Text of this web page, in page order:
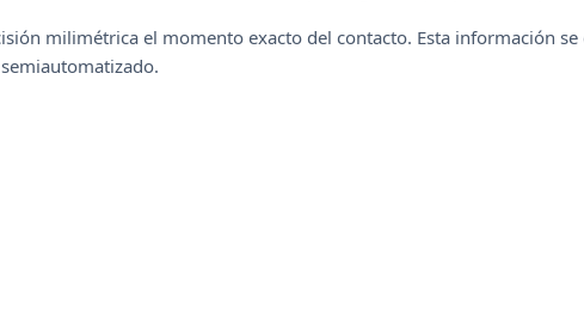
milimétrica el momento exacto del contacto. Esta información